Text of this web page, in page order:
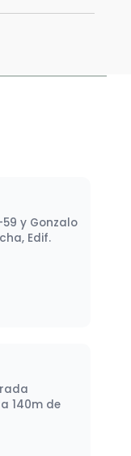
y Gonzalo
Edif.
140m de